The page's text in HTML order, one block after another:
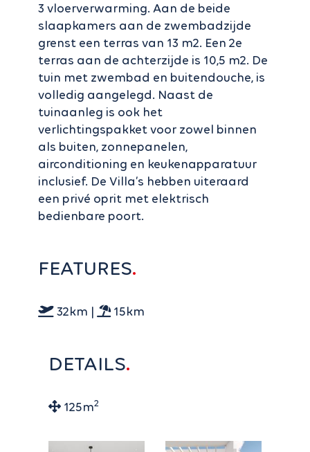
3 vloerverwarming. Aan de beide
slaapkamers aan de zwembadzijde
grenst een terras van 13 m2. Een 2e
terras aan de achterzijde is 10,5 m2. De
tuin met zwembad en buitendouche, is
volledig aangelegd. Naast de
tuinaanleg is ook het
verlichtingspakket voor zowel binnen
als buiten, zonnepanelen,
airconditioning en keukenapparatuur
inclusief. De Villa’s hebben uiteraard
een privé oprit met elektrisch
bedienbare poort.
FEATURES
32km | 15km
DETAILS
125m2